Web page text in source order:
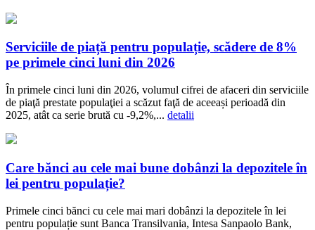
Serviciile de piață pentru populație, scădere de 8%
pe primele cinci luni din 2026
În primele cinci luni din 2026, volumul cifrei de afaceri din serviciile
de piaţă prestate populaţiei a scăzut faţă de aceeași perioadă din
2025, atât ca serie brută cu -9,2%,... detalii
Care bănci au cele mai bune dobânzi la depozitele în
lei pentru populație?
Primele cinci bănci cu cele mai mari dobânzi la depozitele în lei
pentru populație sunt Banca Transilvania, Intesa Sanpaolo Bank,